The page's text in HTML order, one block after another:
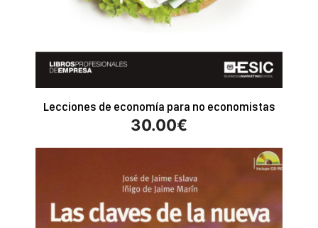
Lecciones de economía para no economistas
30.00€